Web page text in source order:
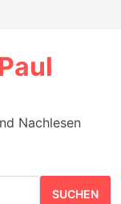
Nachlesen
SUCHEN